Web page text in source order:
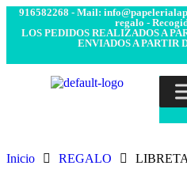
916582268 - Mail:
regalo -
LOS PEDIDOS REALIZADOS A
ENVIADOS A PARTIR
Inicio REGALO